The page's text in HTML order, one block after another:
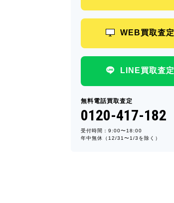
WEB買取査定
LINE買取査定
無料電話買取査定
0120-417-182
受付時間：9:00〜18:00
年中無休（12/31〜1/3を除く）